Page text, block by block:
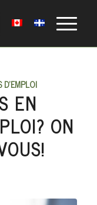
D'EMPLOI
EN
ON